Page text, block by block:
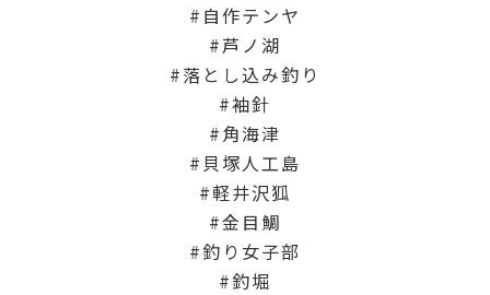
自作テンヤ
芦ノ湖
落とし込み釣り
袖針
角海津
貝塚人工島
軽井沢狐
金目鯛
釣り女子部
釣堀